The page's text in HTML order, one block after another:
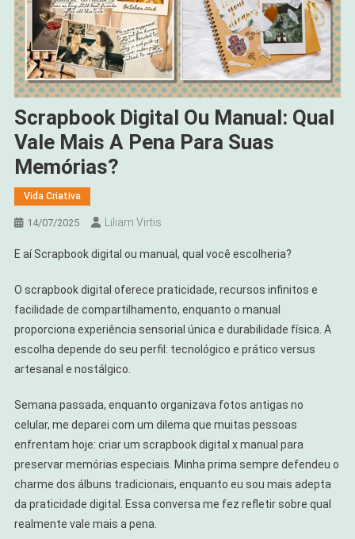
Scrapbook Digital Ou Manual: Qual
Vale Mais A Pena Para Suas
Memórias?
Vida Criativa
14/07/2025 Liliam Virtis
E aí Scrapbook digital ou manual, qual você escolheria?
O scrapbook digital oferece praticidade, recursos infinitos e
facilidade de compartilhamento, enquanto o manual
proporciona experiência sensorial única e durabilidade física. A
escolha depende do seu perfil: tecnológico e prático versus
artesanal e nostálgico.
Semana passada, enquanto organizava fotos antigas no
celular, me deparei com um dilema que muitas pessoas
enfrentam hoje: criar um scrapbook digital x manual para
preservar memórias especiais. Minha prima sempre defendeu o
charme dos álbuns tradicionais, enquanto eu sou mais adepta
da praticidade digital. Essa conversa me fez refletir sobre qual
realmente vale mais a pena.